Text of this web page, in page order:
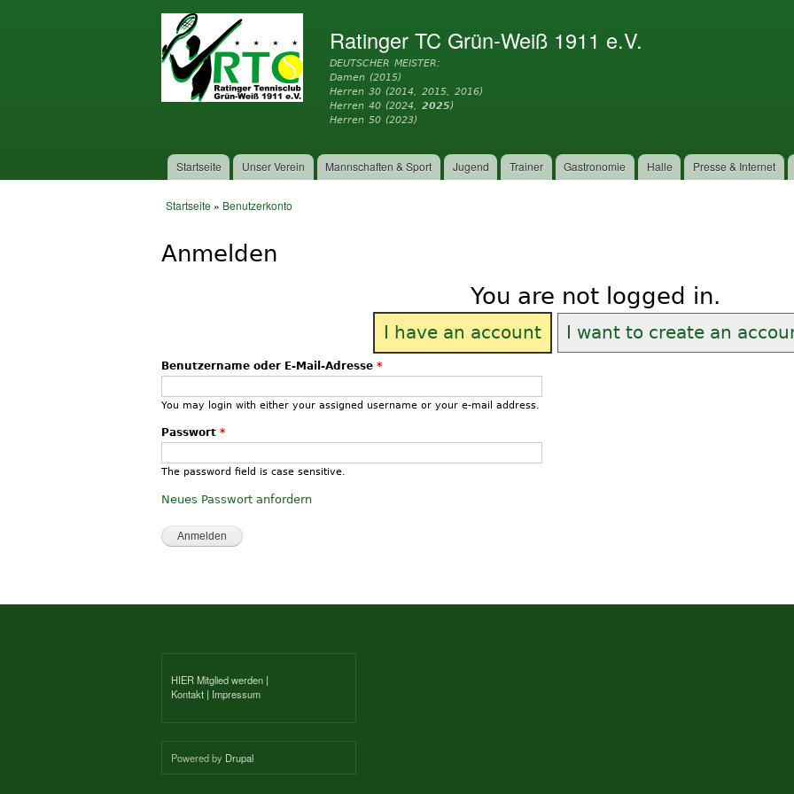
Inhalt
Ratinger TC Grün-Weiß 1911 e.V.
DEUTSCHER MEISTER:
Damen (2015)
Herren 30 (2014, 2015, 2016)
Herren 40 (2024,2025)
Herren 50 (2023)
Hauptmenü
Startseite Unser Verein Mannschaften & Sport Jugend Trainer Gastronomie Halle Presse & Internet
Startseite » Benutzerkonto
Anmelden
You are not logged in.
I have an account I want to create an
Benutzername oder E-Mail-Adresse *
You may login with either your assigned username or your e-mail address.
Passwort *
The password field is case sensitive.
Neues Passwort anfordern
HIER Mitglied werden |
Kontakt | Impressum
Powered by Drupal